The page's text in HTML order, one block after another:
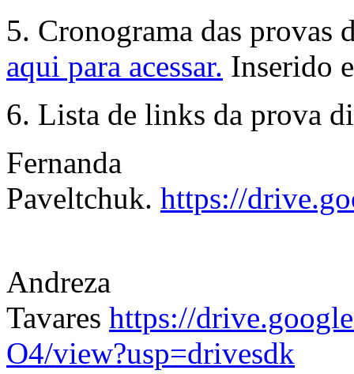
5. Cronograma das provas
aqui para acessar. Inserido
6. Lista de links da prova
Fernanda
Paveltchuk. https://
Andreza
Tavares https://
O4/view?usp=drivesdk